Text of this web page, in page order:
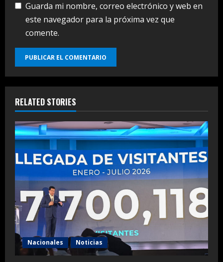
Guarda mi nombre, correo electrónico y web en
este navegador para la próxima vez que
comente.
RELATED STORIES
Nacionales Noticias